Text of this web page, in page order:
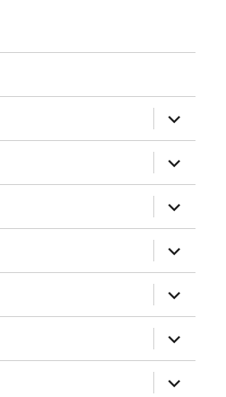
expand
child
menu
expand
child
menu
expand
child
menu
expand
child
menu
expand
child
menu
expand
child
menu
expand
child